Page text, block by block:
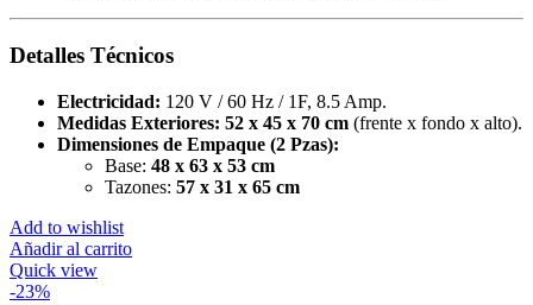
Detalles Técnicos
Electricidad: 120 V / 60 Hz / 1F, 8.5 Amp.
Medidas Exteriores: 52 x 45 x 70 cm (frente x fondo x alto).
Dimensiones de Empaque (2 Pzas):
Base: 48 x 63 x 53 cm
Tazones: 57 x 31 x 65 cm
Add to wishlist
Añadir al carrito
Quick view
-23%